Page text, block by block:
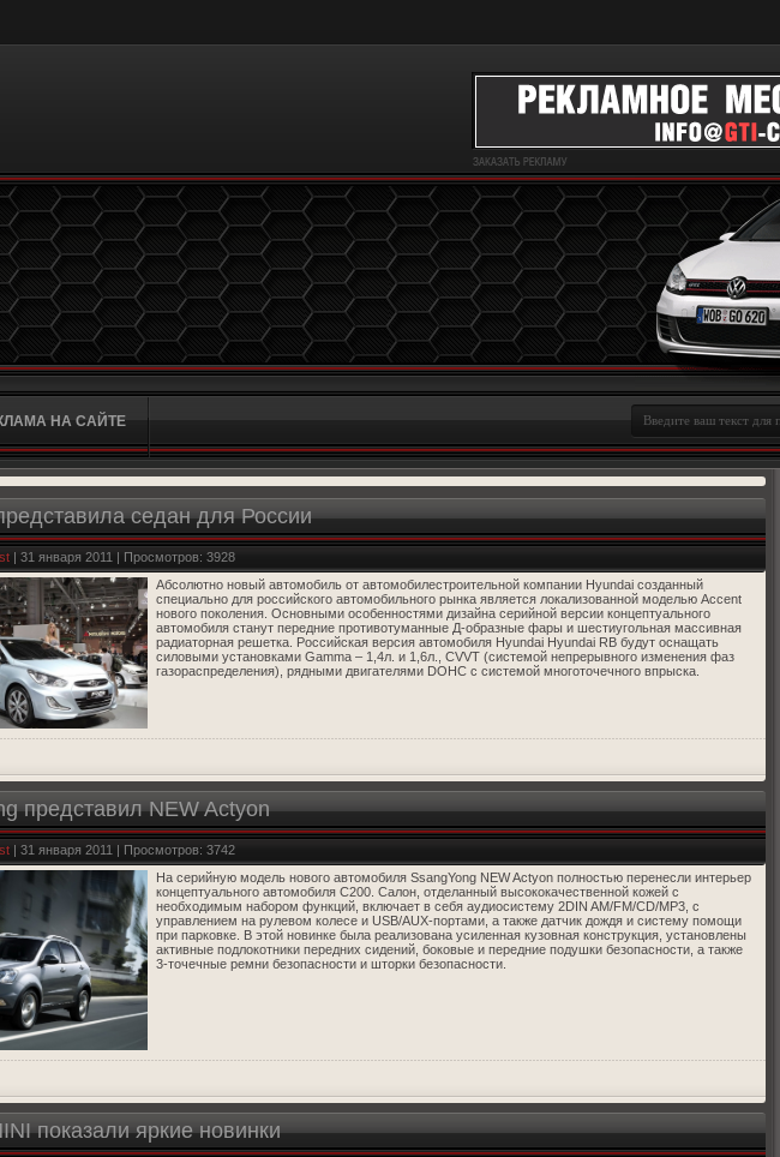
НА САЙТЕ
седан для России
| 31 января 2011 | Просмотров: 3928
Абсолютно новый автомобиль от автомобилестроительной компании Hyundai созданный
специально для российского автомобильного рынка является локализованной моделью Accent
нового поколения. Основными особенностями дизайна серийной версии концептуального
автомобиля станут передние противотуманные Д-образные фары и шестиугольная массивная
радиаторная решетка. Российская версия автомобиля Hyundai Hyundai RB будут оснащать
силовыми установками Gamma – 1,4л. и 1,6л., CVVT (системой непрерывного изменения фаз
газораспределения), рядными двигателями DOHC с системой многоточечного впрыска.
представил NEW Actyon
| 31 января 2011 | Просмотров: 3742
На серийную модель нового автомобиля SsangYong NEW Actyon полностью перенесли интерьер
концептуального автомобиля С200. Салон, отделанный высококачественной кожей с
необходимым набором функций, включает в себя аудиосистему 2DIN AM/FM/CD/MP3, с
управлением на рулевом колесе и USB/AUX-портами, а также датчик дождя и систему помощи
при парковке. В этой новинке была реализована усиленная кузовная конструкция, установлены
активные подлокотники передних сидений, боковые и передние подушки безопасности, а также
3-точечные ремни безопасности и шторки безопасности.
показали яркие новинки